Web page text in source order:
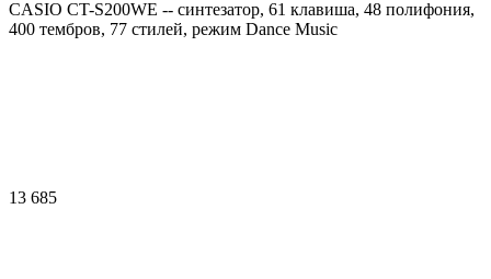
CASIO CT-S200WE -- синтезатор, 61 клавиша, 48 полифония,
400 тембров, 77 стилей, режим Dance Music
13 685